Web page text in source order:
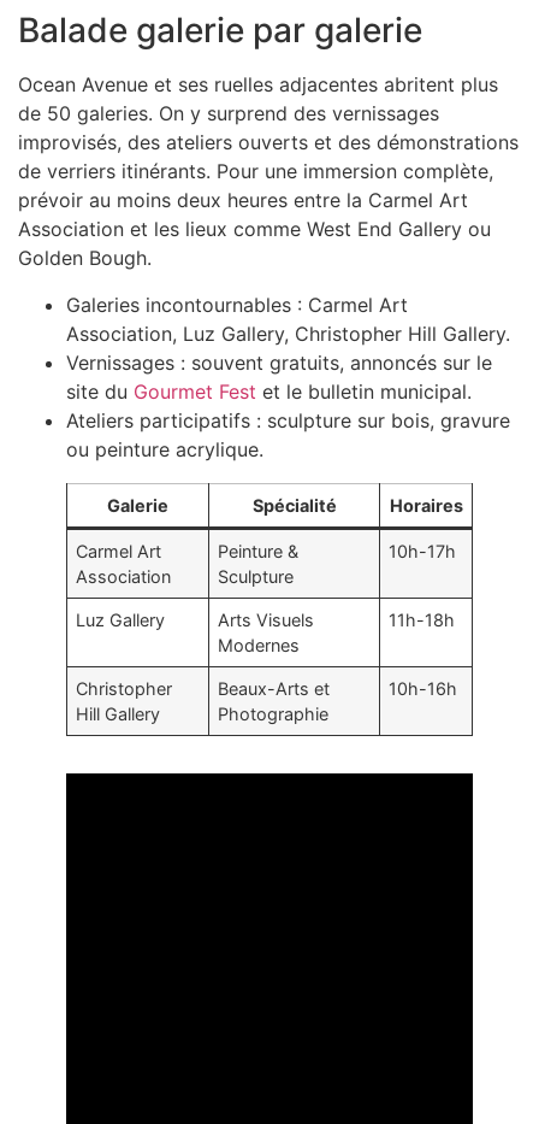
Balade galerie par galerie
Ocean Avenue et ses ruelles adjacentes abritent plus
de 50 galeries. On y surprend des vernissages
improvisés, des ateliers ouverts et des démonstrations
de verriers itinérants. Pour une immersion complète,
prévoir au moins deux heures entre la Carmel Art
Association et les lieux comme West End Gallery ou
Golden Bough.
Galeries incontournables : Carmel Art
Association, Luz Gallery, Christopher Hill Gallery.
Vernissages : souvent gratuits, annoncés sur le
site du Gourmet Fest et le bulletin municipal.
Ateliers participatifs : sculpture sur bois, gravure
ou peinture acrylique.
Galerie Spécialité Horaires
Carmel Art
Association
Peinture &
Sculpture
10h-17h
Luz Gallery
Arts Visuels
Modernes
11h-18h
Christopher
Hill Gallery
Beaux-Arts et
Photographie
10h-16h